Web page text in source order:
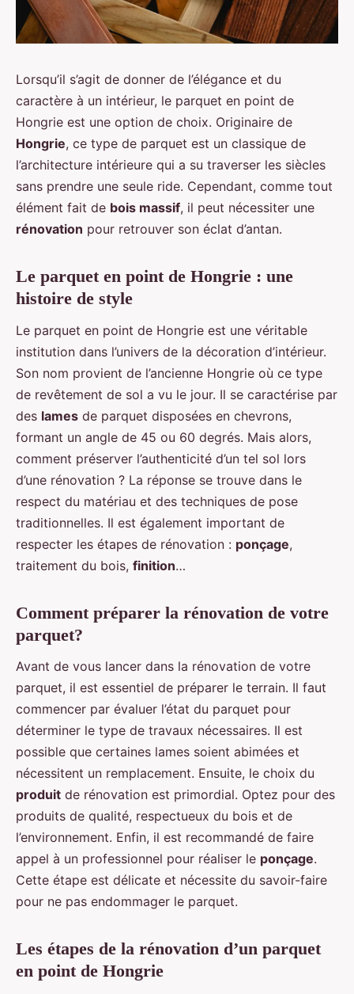
Lorsqu’il s’agit de donner de l’élégance et du
caractère à un intérieur, le parquet en point de
Hongrie est une option de choix. Originaire de
Hongrie, ce type de parquet est un classique de
l’architecture intérieure qui a su traverser les siècles
sans prendre une seule ride. Cependant, comme tout
élément fait de bois massif, il peut nécessiter une
rénovation pour retrouver son éclat d’antan.
Le parquet en point de Hongrie : une
histoire de style
Le parquet en point de Hongrie est une véritable
institution dans l’univers de la décoration d’intérieur.
Son nom provient de l’ancienne Hongrie où ce type
de revêtement de sol a vu le jour. Il se caractérise par
des lames de parquet disposées en chevrons,
formant un angle de 45 ou 60 degrés. Mais alors,
comment préserver l’authenticité d’un tel sol lors
d’une rénovation ? La réponse se trouve dans le
respect du matériau et des techniques de pose
traditionnelles. Il est également important de
respecter les étapes de rénovation : ponçage,
traitement du bois, finition…
Comment préparer la rénovation de votre
parquet?
Avant de vous lancer dans la rénovation de votre
parquet, il est essentiel de préparer le terrain. Il faut
commencer par évaluer l’état du parquet pour
déterminer le type de travaux nécessaires. Il est
possible que certaines lames soient abimées et
nécessitent un remplacement. Ensuite, le choix du
produit de rénovation est primordial. Optez pour des
produits de qualité, respectueux du bois et de
l’environnement. Enfin, il est recommandé de faire
appel à un professionnel pour réaliser le ponçage.
Cette étape est délicate et nécessite du savoir-faire
pour ne pas endommager le parquet.
Les étapes de la rénovation d’un parquet
en point de Hongrie